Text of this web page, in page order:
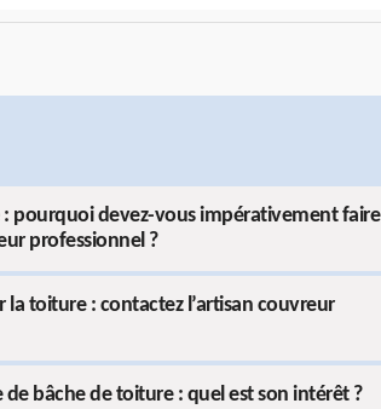
pourquoi devez-vous impérativement faire
professionnel ?
la toiture : contactez l’artisan couvreur
de bâche de toiture : quel est son intérêt ?